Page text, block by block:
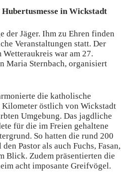
in Wickstadt
der Jäger. Ihm zu Ehren finden
Veranstaltungen statt. Der
war am 27.
Maria Sternbach, organisiert
die katholische
östlich von Wickstadt
Umgebung. Das jagdliche
für die im Freien gehaltene
So hatten die rund 200
Pastor als auch Fuchs, Fasan,
Blick. Zudem präsentierten die
acht imposante Greifvögel.